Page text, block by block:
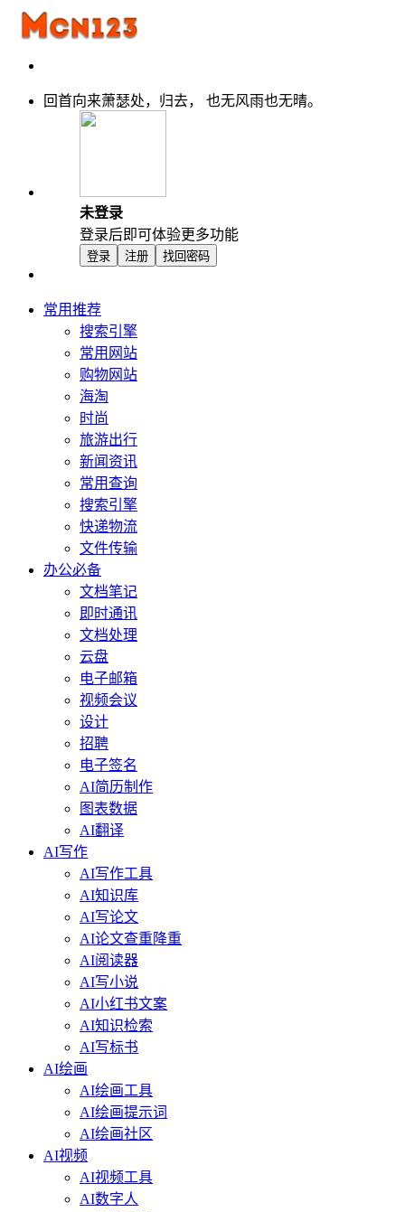
回首向来萧瑟处，归去， 也无风雨也无晴。
未登录
登录后即可体验更多功能
登录 注册 找回密码
常用推荐
搜索引擎
常用网站
购物网站
海淘
时尚
旅游出行
新闻资讯
常用查询
搜索引擎
快递物流
文件传输
办公必备
文档笔记
即时通讯
文档处理
云盘
电子邮箱
视频会议
设计
招聘
电子签名
AI简历制作
图表数据
AI翻译
AI写作
AI写作工具
AI知识库
AI写论文
AI论文查重降重
AI阅读器
AI写小说
AI小红书文案
AI知识检索
AI写标书
AI绘画
AI绘画工具
AI绘画提示词
AI绘画社区
AI视频
AI视频工具
AI数字人